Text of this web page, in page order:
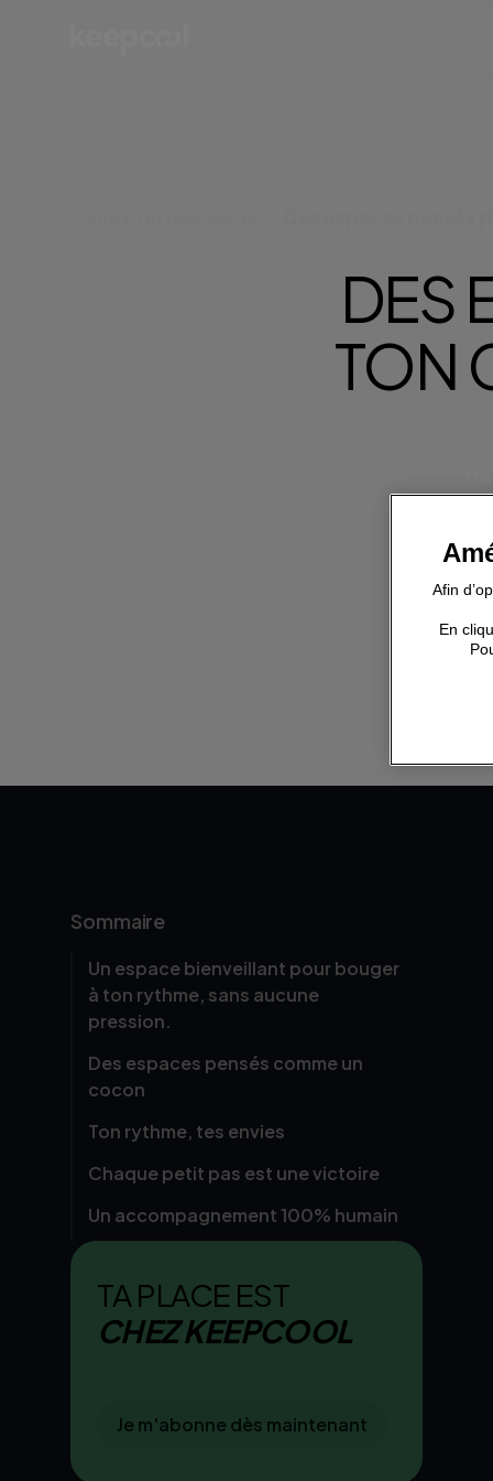
DES
TON
Sommaire
Un espace bienveillant pour bouger
à ton rythme, sans aucune
pression.
Des espaces pensés comme un
cocon
Ton rythme, tes envies
Chaque petit pas est une victoire
Un accompagnement 100% humain
TA PLACE EST
CHEZ KEEPCOOL
Je m'abonne dès maintenant
Afin
En